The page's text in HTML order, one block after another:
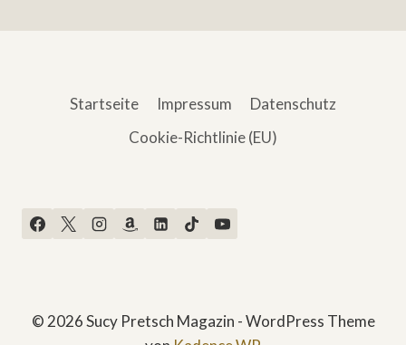
Startseite Impressum
Datenschutz
Cookie-Richtlinie (EU)
© 2026 Sucy Pretsch Magazin - WordPress Theme